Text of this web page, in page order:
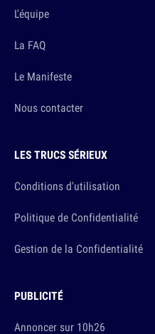
L'équipe
La FAQ
Le Manifeste
Nous contacter
LES TRUCS SÉRIEUX
Conditions d'utilisation
Politique de Confidentialité
Gestion de la Confidentialité
PUBLICITÉ
Annoncer sur 10h26